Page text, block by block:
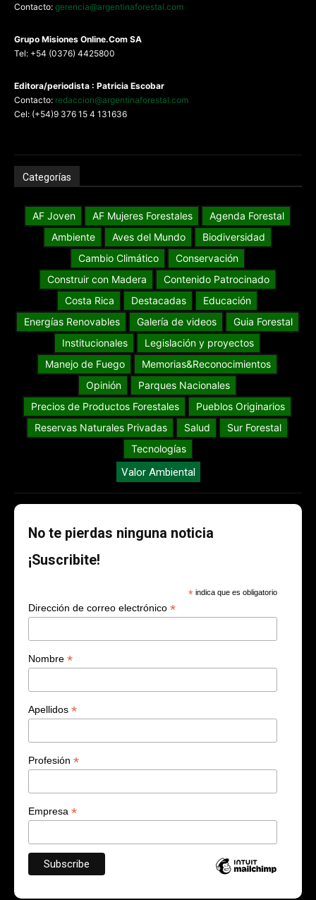
Contacto: gerencia@argentinaforestal.com
Grupo Misiones Online.Com SA
Tel: +54 (0376) 4425800
Editora/periodista : Patricia Escobar
Contacto: redaccion@argentinaforestal.com
Cel: (+54)9 376 15 4 131636
Categorías
AF Joven AF Mujeres Forestales
Agenda Forestal
Ambiente
Aves del Mundo
Biodiversidad
Cambio Climático
Conservación
Construir con Madera
Contenido Patrocinado
Costa Rica
Destacadas
Educación
Energías Renovables
Galería de videos
Guia Forestal
Institucionales
Legislación y proyectos
Manejo de Fuego
Memorias&Reconocimientos
Opinión
Parques Nacionales
Precios de Productos Forestales
Pueblos Originarios
Reservas Naturales Privadas
Salud
Sur Forestal
Tecnologías
Valor Ambiental
No te pierdas ninguna noticia
¡Suscribite!
* indica que es obligatorio
Dirección de correo electrónico *
Nombre *
Apellidos *
Profesión *
Empresa *